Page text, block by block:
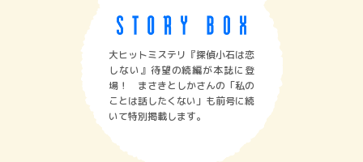
大ヒットミステリ『探偵小石は恋
しない』待望の続編が本誌に登
場！ まさきとしかさんの「私の
ことは話したくない」も前号に続
いて特別掲載します。